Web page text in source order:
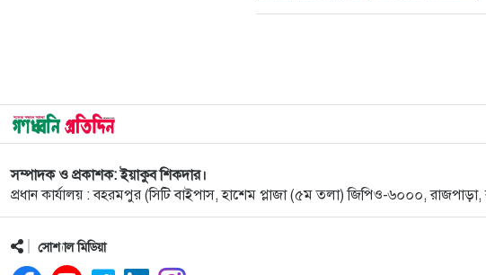
সম্পাদক ও প্রকাশক: ইয়াকুব শিকদার।
প্রধান কার্যালয় : বহরমপুর (সিটি বাইপাস, হাশেম প্লাজা (৫ম তলা) জিপিও-৬০০০, রাজপাড়া,
সোশ্যাল মিডিয়া